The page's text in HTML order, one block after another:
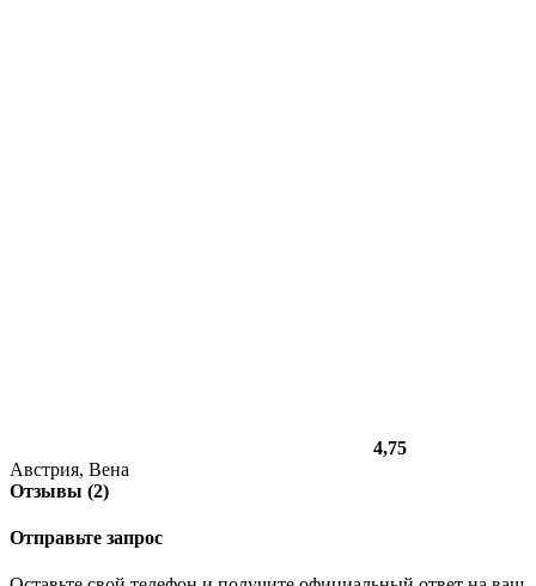
4,75
Австрия, Вена
Отзывы (2)
Отправьте запрос